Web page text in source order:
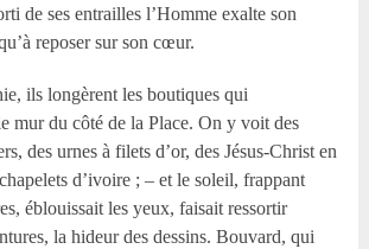
de ses entrailles l’Homme exalte son
reposer sur son cœur.
ils longèrent les boutiques qui
mur du côté de la Place. On y voit des
des urnes à filets d’or, des Jésus-Christ en
d’ivoire ; – et le soleil, frappant
éblouissait les yeux, faisait ressortir
la hideur des dessins. Bouvard, qui